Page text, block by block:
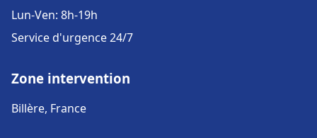
Lun-Ven: 8h-19h
Service d'urgence 24/7
Zone intervention
Billère, France